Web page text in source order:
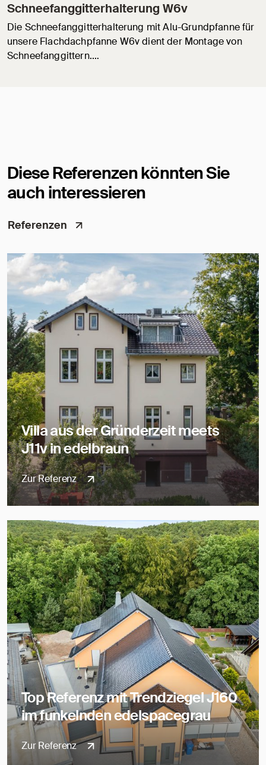
Schneefanggitterhalterung W6v
Die Schneefanggitterhalterung mit Alu-Grundpfanne für
unsere Flachdachpfanne W6v dient der Montage von
Schneefanggittern.…
Diese Referenzen könnten Sie
auch interessieren
Referenzen
Villa aus der Gründerzeit meets
J11v in edelbraun
Zur Referenz
Top Referenz mit Trendziegel J160
im funkelnden edelspacegrau
Zur Referenz